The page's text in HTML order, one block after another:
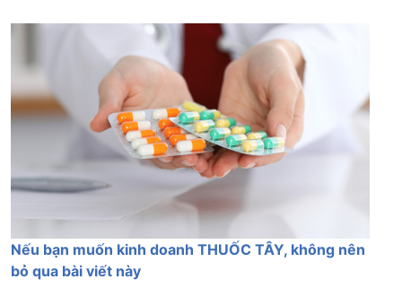
Nếu bạn muốn kinh doanh THUỐC TÂY, không nên
bỏ qua bài viết này